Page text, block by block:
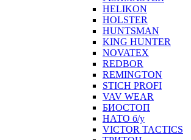
HELIKON
HOLSTER
HUNTSMAN
KING HUNTER
NOVATEX
REDBOR
REMINGTON
STICH PROFI
VAV WEAR
БИОСТОП
НАТО б/у
VICTOR TACTICS